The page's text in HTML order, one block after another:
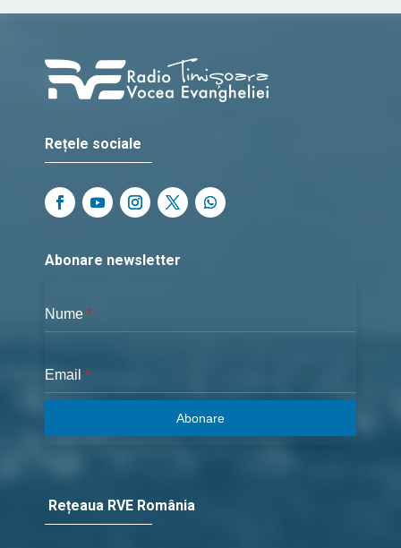
Rețele sociale
Abonare newsletter
Nume *
Email *
Abonare
Rețeaua RVE România